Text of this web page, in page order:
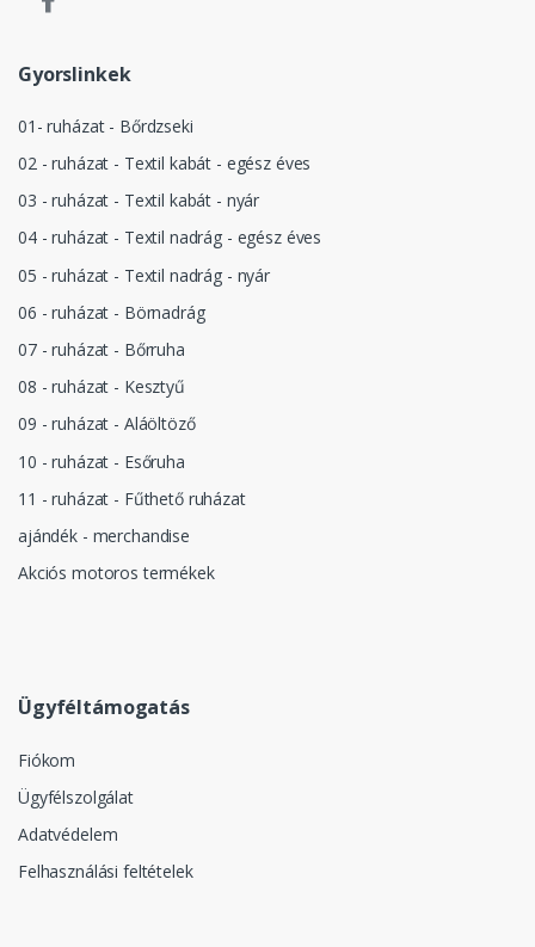
Gyorslinkek
01- ruházat - Bőrdzseki
02 - ruházat - Textil kabát - egész éves
03 - ruházat - Textil kabát - nyár
04 - ruházat - Textil nadrág - egész éves
05 - ruházat - Textil nadrág - nyár
06 - ruházat - Börnadrág
07 - ruházat - Bőrruha
08 - ruházat - Kesztyű
09 - ruházat - Aláöltöző
10 - ruházat - Esőruha
11 - ruházat - Fűthető ruházat
ajándék - merchandise
Akciós motoros termékek
Ügyféltámogatás
Fiókom
Ügyfélszolgálat
Adatvédelem
Felhasználási feltételek